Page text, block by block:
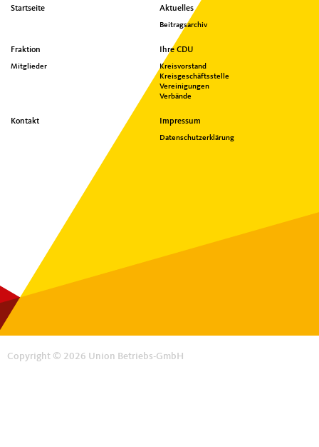
Seitenübersicht
Footer
Startseite Aktuelles
Beitragsarchiv
Fraktion
Mitglieder
Ihre CDU
Kreisvorstand
Kreisgeschäftsstelle
Vereinigungen
Verbände
Kontakt Impressum
Datenschutzerklärung
Copyright © 2026 Union Betriebs-GmbH